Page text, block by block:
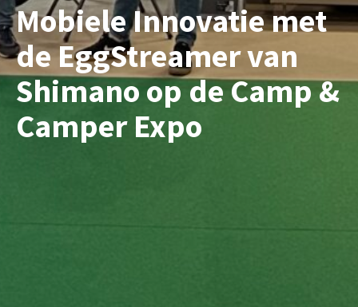
Mobiele Innovatie met
de EggStreamer van
Shimano op de Camp &
Camper Expo